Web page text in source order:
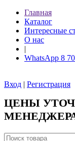
Главная
Каталог
Интересные
О нас
|
WhatsApp 8
Вход | Регистрация
ЦЕНЫ